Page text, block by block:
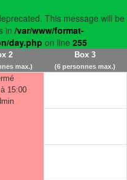
This message will be
in /var/www/format-
day.php on line 255
2
max.)
Box 3
(6 personnes max.)
15:00